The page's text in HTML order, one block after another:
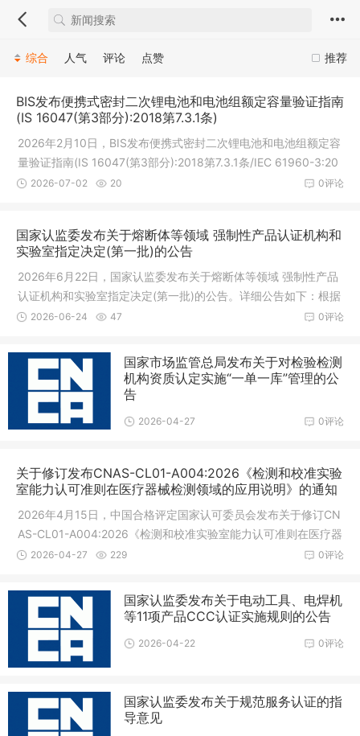
推荐
综合 人气 评论 点赞
BIS发布便携式密封二次锂电池和电池组额定容量验证指南
(IS 16047(第3部分):2018第7.3.1条)
2026年2月10日，BIS发布便携式密封二次锂电池和电池组额定容
量验证指南(IS 16047(第3部分):2018第7.3.1条/IEC 61960-3:20
17)公告。1.IS 16046(第2部分):2018/IEC 62133-2:2017已由印
0评论
2026-07-02 20
国家认监委发布关于熔断体等领域 强制性产品认证机构和
实验室指定决定(第一批)的公告
2026年6月22日，国家认监委发布关于熔断体等领域 强制性产品
认证机构和实验室指定决定(第一批)的公告。详细公告如下：根据
《中华人民共和国认证认可条例》《强制性产品认证机构和实验
0评论
2026-06-24 47
国家市场监管总局发布关于对检验检测
机构资质认定实施“一单一库”管理的公
告
0评论
2026-04-27
关于修订发布CNAS-CL01-A004:2026《检测和校准实验
室能力认可准则在医疗器械检测领域的应用说明》的通知
2026年4月15日，中国合格评定国家认可委员会发布关于修订CN
AS-CL01-A004:2026《检测和校准实验室能力认可准则在医疗器
械检测领域的应用说明》的通知。详细通知如下：为进一步规范
0评论
2026-04-27 229
国家认监委发布关于电动工具、电焊机
等11项产品CCC认证实施规则的公告
0评论
2026-04-22
国家认监委发布关于规范服务认证的指
导意见